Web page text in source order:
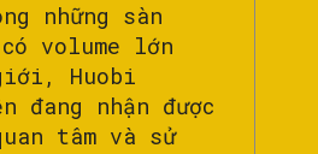
những sàn
volume lớn
Huobi
đang nhận được
tâm và sử